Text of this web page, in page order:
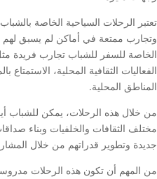
تعتبر الرحلات السياحية الخاصة
وتجارب ممتعة في أماكن لم يسبق
الخاصة للسفر للشباب تجارب فريدة
الفعاليات الثقافية المحلية،
المناطق المحلية.
من خلال هذه الرحلات، يمكن للشباب
مختلف الثقافات والخلفيات وبناء
جديدة وتطوير قدراتهم من خلال
من المهم أن تكون هذه الرحلات